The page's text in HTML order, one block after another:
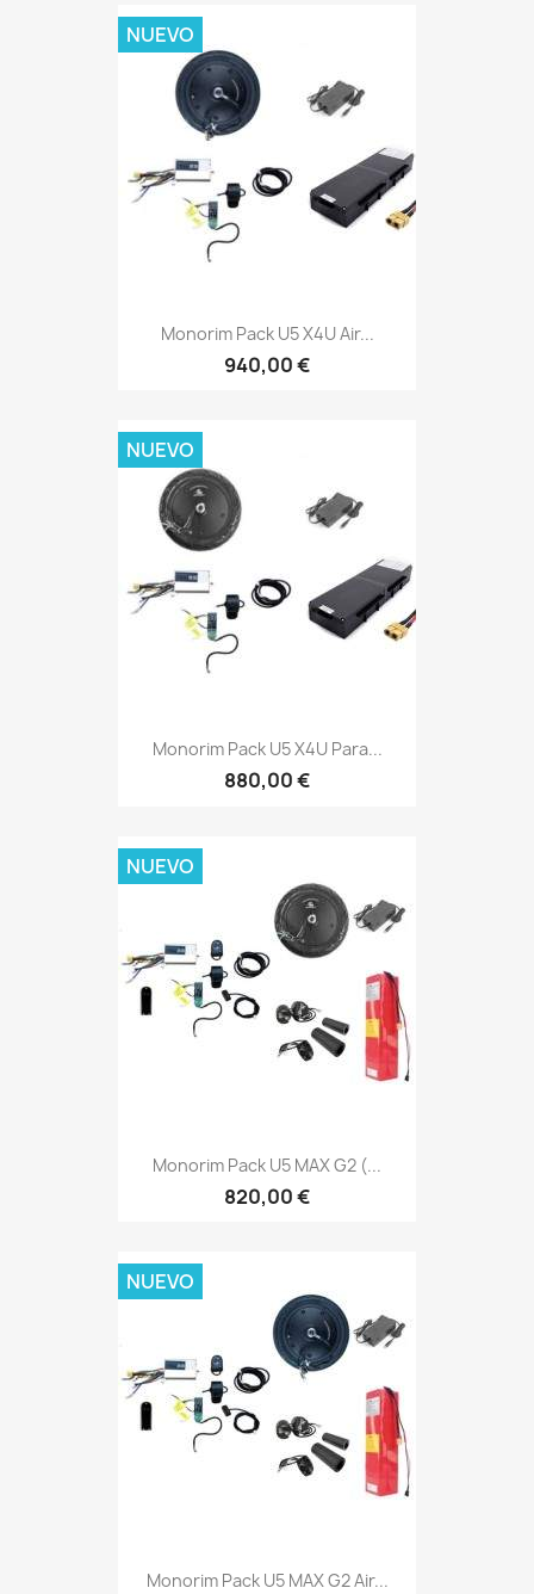
Monorim Pack U5 X4U Air...
940,00 €
NUEVO
Monorim Pack U5 X4U Para...
880,00 €
NUEVO
Monorim Pack U5 MAX G2 (...
820,00 €
NUEVO
Monorim Pack U5 MAX G2 Air...
NUEVO